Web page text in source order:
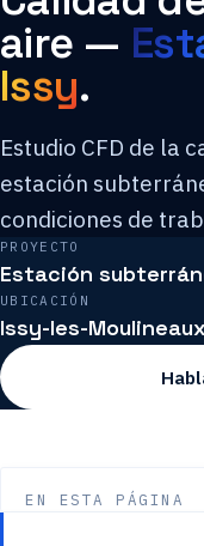
aire —
Issy.
Estudio CFD de la
estación
condiciones de
PROYECTO
Estación
UBICACIÓN
Issy-les-Moulineaux
EN ESTA PÁGINA